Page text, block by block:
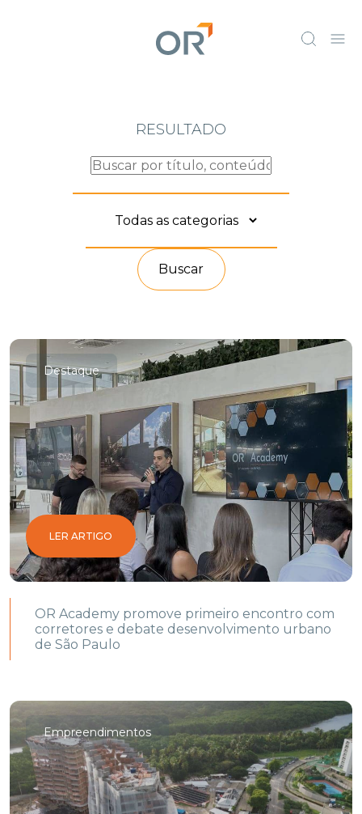
RESULTADO
Buscar
Destaque
LER ARTIGO
OR Academy promove primeiro encontro com
corretores e debate desenvolvimento urbano
de São Paulo
Empreendimentos